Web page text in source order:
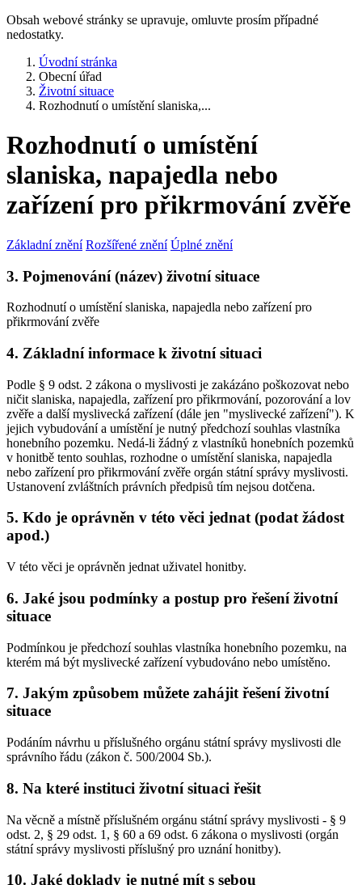
Obsah webové stránky se upravuje, omluvte prosím případné
nedostatky.
Úvodní stránka
Obecní úřad
Životní situace
Rozhodnutí o umístění slaniska,...
Rozhodnutí o umístění
slaniska, napajedla nebo
zařízení pro přikrmování zvěře
Základní znění Rozšířené znění Úplné znění
3. Pojmenování (název) životní situace
Rozhodnutí o umístění slaniska, napajedla nebo zařízení pro
přikrmování zvěře
4. Základní informace k životní situaci
Podle § 9 odst. 2 zákona o myslivosti je zakázáno poškozovat nebo
ničit slaniska, napajedla, zařízení pro přikrmování, pozorování a lov
zvěře a další myslivecká zařízení (dále jen "myslivecké zařízení"). K
jejich vybudování a umístění je nutný předchozí souhlas vlastníka
honebního pozemku. Nedá-li žádný z vlastníků honebních pozemků
v honitbě tento souhlas, rozhodne o umístění slaniska, napajedla
nebo zařízení pro přikrmování zvěře orgán státní správy myslivosti.
Ustanovení zvláštních právních předpisů tím nejsou dotčena.
5. Kdo je oprávněn v této věci jednat (podat žádost
apod.)
V této věci je oprávněn jednat uživatel honitby.
6. Jaké jsou podmínky a postup pro řešení životní
situace
Podmínkou je předchozí souhlas vlastníka honebního pozemku, na
kterém má být myslivecké zařízení vybudováno nebo umístěno.
7. Jakým způsobem můžete zahájit řešení životní
situace
Podáním návrhu u příslušného orgánu státní správy myslivosti dle
správního řádu (zákon č. 500/2004 Sb.).
8. Na které instituci životní situaci řešit
Na věcně a místně příslušném orgánu státní správy myslivosti - § 9
odst. 2, § 29 odst. 1, § 60 a 69 odst. 6 zákona o myslivosti (orgán
státní správy myslivosti příslušný pro uznání honitby).
10. Jaké doklady je nutné mít s sebou